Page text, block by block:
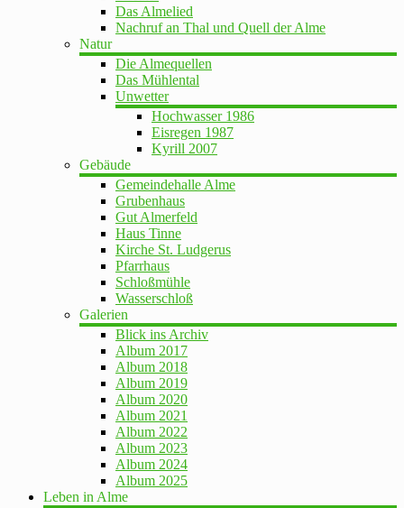
Das Almelied
Nachruf an Thal und Quell der Alme
Natur
Die Almequellen
Das Mühlental
Unwetter
Hochwasser 1986
Eisregen 1987
Kyrill 2007
Gebäude
Gemeindehalle Alme
Grubenhaus
Gut Almerfeld
Haus Tinne
Kirche St. Ludgerus
Pfarrhaus
Schloßmühle
Wasserschloß
Galerien
Blick ins Archiv
Album 2017
Album 2018
Album 2019
Album 2020
Album 2021
Album 2022
Album 2023
Album 2024
Album 2025
Leben in Alme